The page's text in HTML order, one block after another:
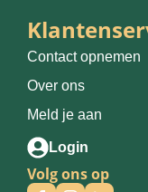
Contact opnemen
Over ons
Meld je aan
Login
Volg ons op